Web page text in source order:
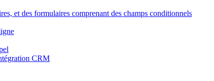
et des formulaires comprenant des champs conditionnels
CRM